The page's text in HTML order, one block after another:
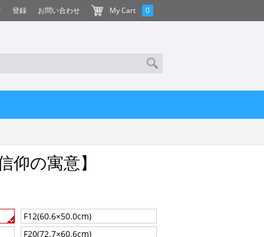
登録 お問い合わせ My Cart 0
仰の寓意】
F12(60.6×50.0cm)
F20(72.7×60.6cm)